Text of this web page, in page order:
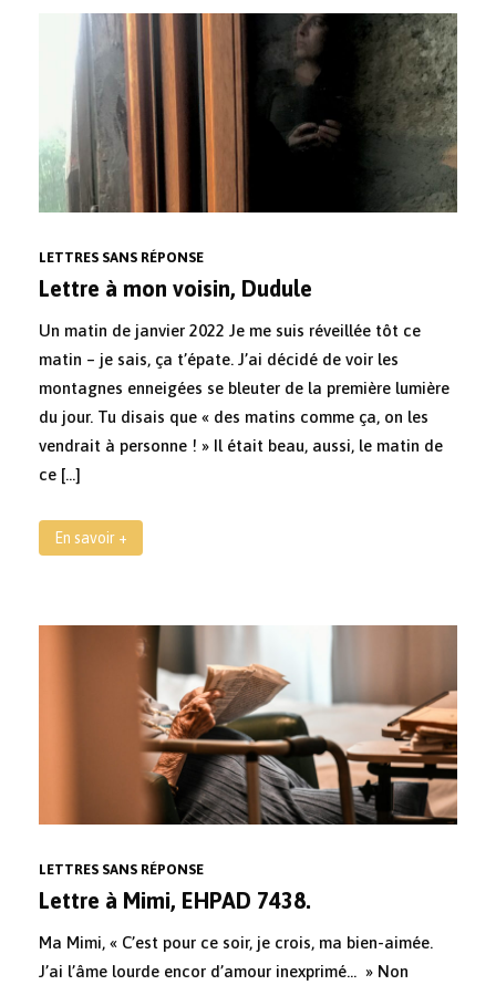
LETTRES SANS RÉPONSE
Lettre à mon voisin, Dudule
Un matin de janvier 2022 Je me suis réveillée tôt ce
matin – je sais, ça t’épate. J’ai décidé de voir les
montagnes enneigées se bleuter de la première lumière
du jour. Tu disais que « des matins comme ça, on les
vendrait à personne ! » Il était beau, aussi, le matin de
ce […]
En savoir +
LETTRES SANS RÉPONSE
Lettre à Mimi, EHPAD 7438.
Ma Mimi, « C’est pour ce soir, je crois, ma bien-aimée.
J’ai l’âme lourde encor d’amour inexprimé… » Non